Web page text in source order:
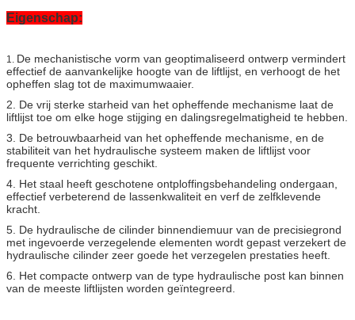
Eigenschap:
1. De mechanistische vorm van geoptimaliseerd ontwerp vermindert
effectief de aanvankelijke hoogte van de liftlijst, en verhoogt de het
opheffen slag tot de maximumwaaier.
2. De vrij sterke starheid van het opheffende mechanisme laat de
liftlijst toe om elke hoge stijging en dalingsregelmatigheid te hebben.
3. De betrouwbaarheid van het opheffende mechanisme, en de
stabiliteit van het hydraulische systeem maken de liftlijst voor
frequente verrichting geschikt.
4. Het staal heeft geschotene ontploffingsbehandeling ondergaan,
effectief verbeterend de lassenkwaliteit en verf de zelfklevende
kracht.
5. De hydraulische de cilinder binnendiemuur van de precisiegrond
met ingevoerde verzegelende elementen wordt gepast verzekert de
hydraulische cilinder zeer goede het verzegelen prestaties heeft.
6. Het compacte ontwerp van de type hydraulische post kan binnen
van de meeste liftlijsten worden geïntegreerd.